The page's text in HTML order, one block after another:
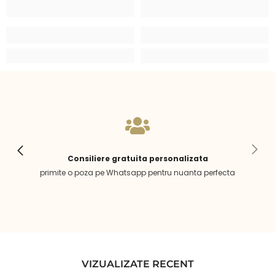
Consiliere gratuita personalizata
primite o poza pe Whatsapp pentru nuanta perfecta
VIZUALIZATE RECENT